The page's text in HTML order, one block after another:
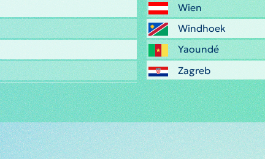
Wien
Windhoek
Yaoundé
Zagreb